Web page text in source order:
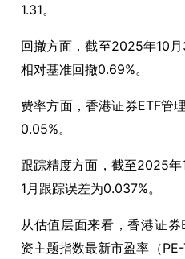
1.31。
回撤方面，截至2025年10月
相对基准回撤0.69%。
费率方面，香港证券ETF管
0.05%。
跟踪精度方面，截至2025年
1月跟踪误差为0.037%。
从估值层面来看，香港证券
资主题指数最新市盈率（